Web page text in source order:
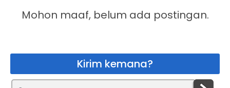
Mohon maaf, belum ada postingan.
Kirim kemana?